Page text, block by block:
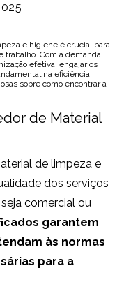
e higiene é crucial para
trabalho. Com a demanda
efetiva, engajar os
na eficiência
sobre como encontrar a
de Material
de limpeza e
dos serviços
comercial ou
garantem
às normas
para a